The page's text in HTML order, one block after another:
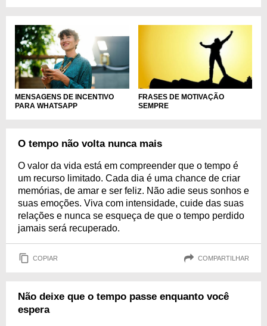
MENSAGENS DE INCENTIVO
PARA WHATSAPP
FRASES DE MOTIVAÇÃO
SEMPRE
O tempo não volta nunca mais
O valor da vida está em compreender que o tempo é
um recurso limitado. Cada dia é uma chance de criar
memórias, de amar e ser feliz. Não adie seus sonhos e
suas emoções. Viva com intensidade, cuide das suas
relações e nunca se esqueça de que o tempo perdido
jamais será recuperado.
COPIAR COMPARTILHAR
Não deixe que o tempo passe enquanto você
espera